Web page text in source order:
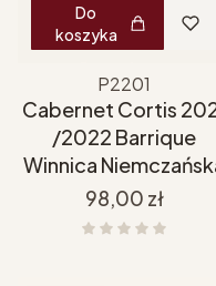
Do
koszyka
P2201
Cabernet Cortis
/2022 Barrique
Winnica
Cena
98,00 zł